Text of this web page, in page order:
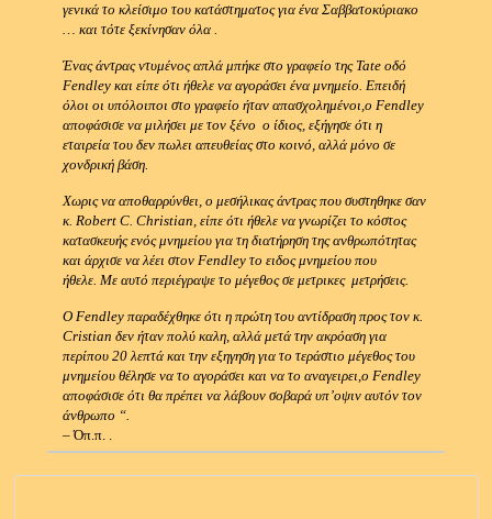
γενικά το κλείσιμο του κατάστηματος για ένα Σαββατοκύριακο
… και τότε ξεκίνησαν όλα .
Ένας άντρας ντυμένος απλά μπήκε στο γραφείο της Tate οδό
Fendley και είπε ότι ήθελε να αγοράσει ένα μνημείο. Επειδή
όλοι οι υπόλοιποι στο γραφείο ήταν απασχολημένοι,ο Fendley
αποφάσισε να μιλήσει με τον ξένο ο ίδιος, εξήγησε ότι η
εταιρεία του δεν πωλει απευθείας στο κοινό, αλλά μόνο σε
χονδρική βάση.
Χωρις να αποθαρρύνθει, ο μεσήλικας άντρας που συστηθηκε σαν
κ. Robert C. Christian, είπε ότι ήθελε να γνωρίζει το κόστος
κατασκευής ενός μνημείου για τη διατήρηση της ανθρωπότητας
και άρχισε να λέει στον Fendley το ειδος μνημείου που
ήθελε. Με αυτό περιέγραψε το μέγεθος σε μετρικες μετρήσεις.
Ο Fendley παραδέχθηκε ότι η πρώτη του αντίδραση προς τον κ.
Cristian δεν ήταν πολύ καλη, αλλά μετά την ακρόαση για
περίπου 20 λεπτά και την εξηγηση για το τεράστιο μέγεθος του
μνημείου θέλησε να το αγοράσει και να το αναγειρει,ο Fendley
αποφάσισε ότι θα πρέπει να λάβουν σοβαρά υπ’οψιν αυτόν τον
άνθρωπο “.
– Όπ.π. .